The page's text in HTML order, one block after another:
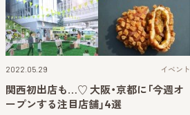
2022.05.29 イベント
関西初出店も…♡ 大阪・京都に「今週オ
ープンする注目店舗」4選